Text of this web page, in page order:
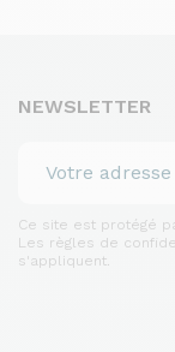
NEWSLETTER
Ce site est protégé
Les règles de
s'appliquent.